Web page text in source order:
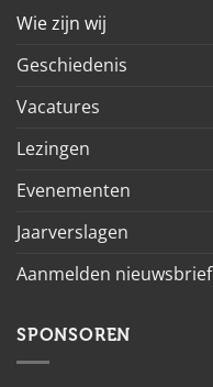
Wie zijn wij
Geschiedenis
Vacatures
Lezingen
Evenementen
Jaarverslagen
Aanmelden nieuwsbrief
SPONSOREN